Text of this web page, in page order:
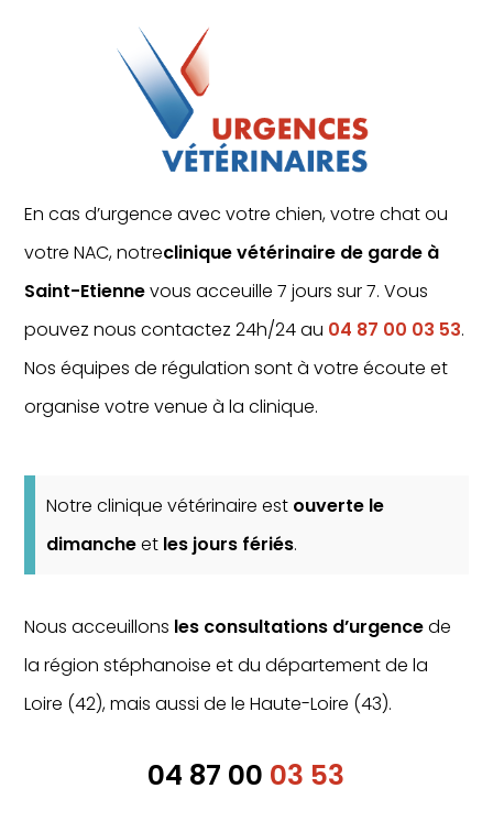
En cas d’urgence avec votre chien, votre chat ou
votre NAC, notreclinique vétérinaire de garde à
Saint-Etiennevous acceuille 7 jours sur 7. Vous
pouvez nous contactez 24h/24 au 04 87 00 03 53.
Nos équipes de régulation sont à votre écoute et
organise votre venue à la clinique.
Notre clinique vétérinaire est ouverte le
dimancheet les jours fériés.
Nous acceuillons les consultations d’urgencede
la région stéphanoise et du département de la
Loire (42), mais aussi de le Haute-Loire (43).
04 87 00 03 53